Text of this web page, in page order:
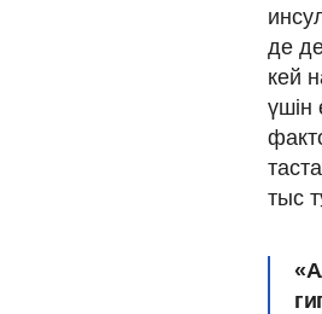
де
кей
үшін
тыс